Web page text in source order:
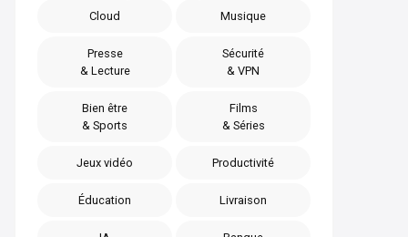
Cloud Musique
Presse
& Lecture
Sécurité
& VPN
Bien être
& Sports
Films
& Séries
Jeux vidéo Productivité
Éducation Livraison